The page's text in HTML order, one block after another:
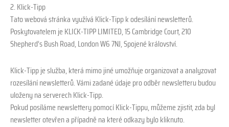
2. Klick-Tipp
Tato webová stránka využívá Klick-Tipp k odesílání newsletterů.
Poskytovatelem je KLICK-TIPP LIMITED, 15 Cambridge Court, 210
Shepherd’s Bush Road, London W6 7NJ, Spojené království.
Klick-Tipp je služba, která mimo jiné umožňuje organizovat a analyzovat
rozesílání newsletterů. Vámi zadané údaje pro odběr newsletteru budou
uloženy na serverech Klick-Tipp.
Pokud posíláme newslettery pomocí Klick-Tippu, můžeme zjistit, zda byl
newsletter otevřen a případně na které odkazy bylo kliknuto.